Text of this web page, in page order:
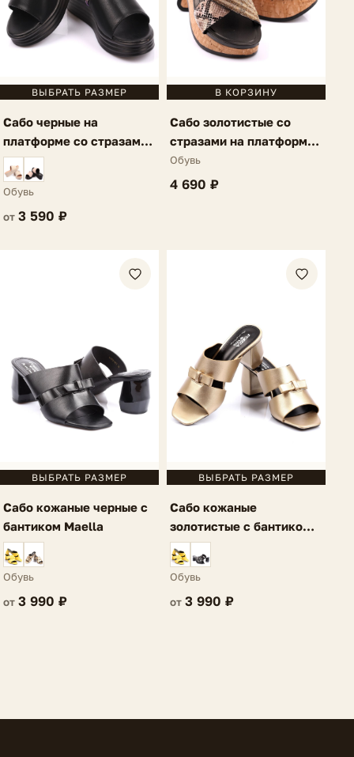
ВЫБРАТЬ РАЗМЕР
Сабо черные на
платформе со стразами
Maella
Обувь
от 3 590 ₽
В КОРЗИНУ
Сабо золотистые со
стразами на платформе
Maella
Обувь
4 690 ₽
ВЫБРАТЬ РАЗМЕР
Сабо кожаные черные с
бантиком Maella
Обувь
от 3 990 ₽
ВЫБРАТЬ РАЗМЕР
Сабо кожаные
золотистые с бантиком
Maella
Обувь
от3 990 ₽